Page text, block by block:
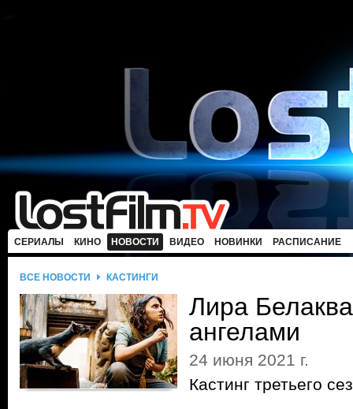
СЕРИАЛЫ КИНО НОВОСТИ ВИДЕО НОВИНКИ РАСПИСАНИЕ
ВСЕ НОВОСТИ КАСТИНГИ
Лира
ангелами
24 июня 2021 г.
Кастинг третьего